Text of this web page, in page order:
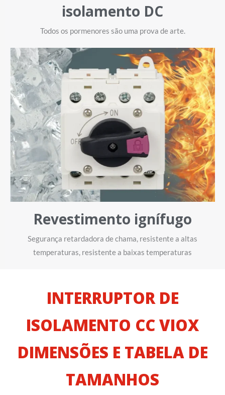
isolamento DC
Todos os pormenores são uma prova de arte.
Revestimento ignífugo
Segurança retardadora de chama, resistente a altas
temperaturas, resistente a baixas temperaturas
INTERRUPTOR DE
ISOLAMENTO CC VIOX
DIMENSÕES E TABELA DE
TAMANHOS